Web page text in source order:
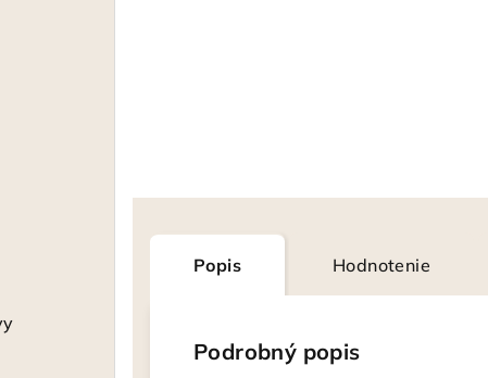
Popis Hodnotenie
Podrobný popis